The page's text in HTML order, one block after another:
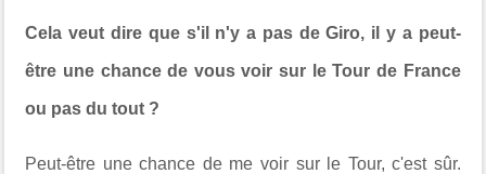
Cela veut dire que s'il n'y a pas de Giro, il y a peut-
être une chance de vous voir sur le Tour de France
ou pas du tout ?
Peut-être une chance de me voir sur le Tour, c'est sûr.